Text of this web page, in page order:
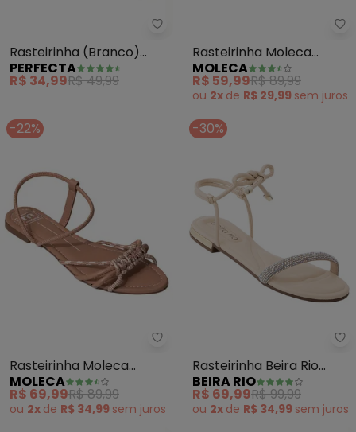
Perfecta - Rasteirinha
Rasteirinha (Branco)
com Fechamento em
Amarração
PERFECTA
R$ 34,99R$ 49,99
Rasteirinha Moleca
(Preto) em Sintético
MOLECA
R$ 59,99R$ 89,99
ou 2x de R$ 29,99 sem juros
-22%
Moleca - Rasteirinha Moleca
Rasteirinha Moleca
(Nude) em Sintético
MOLECA
R$ 69,99R$ 89,99
ou 2x de R$ 34,99 sem juros
-30%
Rasteirinha Beira Rio
(Creme) em Sintético
BEIRA RIO
R$ 69,99R$ 99,99
ou 2x de R$ 34,99 sem juros